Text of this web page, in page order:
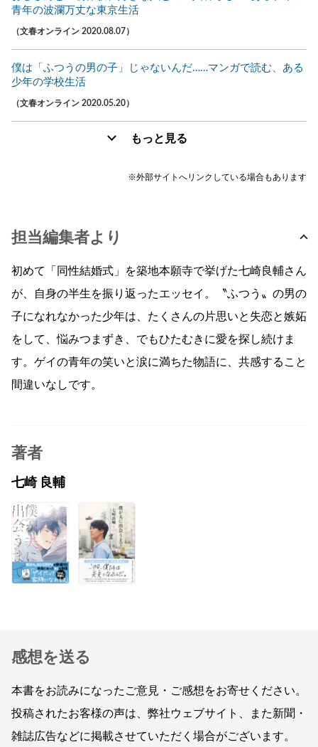
青年の波瀾万丈な東京生活
（文春オンライン 2020.08.07）
僕は「ふつうの男の子」じゃないんだ……マンガで読む、ある
少年の学校生活
（文春オンライン 2020.05.20）
もっと見る
※外部サイトへリンクしている場合もあります
担当編集者より
初めて「同性結婚式」を築地本願寺で挙げた七崎良輔さん
が、自身の半生を振り返ったエッセイ。〝ふつう〟の男の
子になれなかった少年は、たくさんの片思いと失恋と嫉妬
をして、悩みつまずき、でもひたむきに愛を探し続けま
す。ゲイの青年の笑いと涙に満ちた物語に、共感すること
間違いなしです。
著者
七崎 良輔
感想を送る
本書をお読みになったご意見・ご感想をお寄せください。
投稿されたお客様の声は、弊社ウェブサイト、また新聞・
雑誌広告などに掲載させていただく場合がございます。